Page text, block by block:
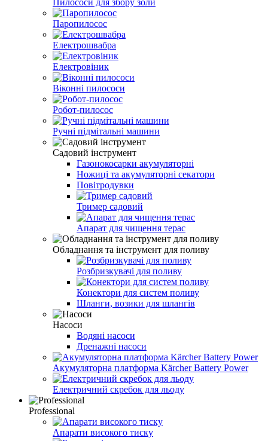
Пилососи для збору золи
Паропилосос
Електрошвабра
Електровіник
Віконні пилососи
Робот-пилосос
Ручні підмітальні машини
Садовий інструмент
Газонокосарки акумуляторні
Ножиці та акумуляторні секатори
Повітродувки
Тример садовий
Апарат для чищення терас
Обладнання та інструмент для поливу
Розбризкувачі для поливу
Конектори для систем поливу
Шланги, возики для шлангів
Насоси
Водяні насоси
Дренажні насоси
Акумуляторна платформа Kärcher Battery Power
Електричний скребок для льоду
Professional
Апарати високого тиску